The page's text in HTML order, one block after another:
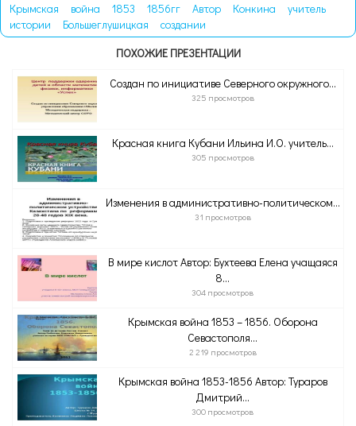
Крымская война 1853 1856гг Автор Конкина
учитель
истории
Большеглушицкая
создании
ПОХОЖИЕ ПРЕЗЕНТАЦИИ
Создан по инициативе Северного окружного...
325 просмотров
Красная книга Кубани Ильина И.О. учитель...
305 просмотров
Изменения в административно-политическом...
31 просмотров
В мире кислот Автор: Бухтеева Елена учащаяся
8...
304 просмотров
Крымская война 1853 – 1856. Оборона
Севастополя...
2 219 просмотров
Крымская война 1853-1856 Автор: Тураров
Дмитрий...
300 просмотров